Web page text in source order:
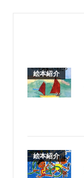
絵本紹介
絵本紹介